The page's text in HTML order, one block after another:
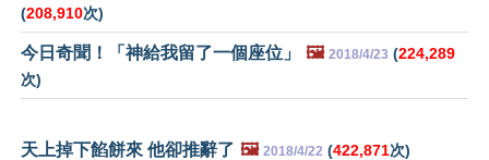
(208,910次)
今日奇聞！「神給我留了一個座位」 🖼️ 2018/4/23 (224,289
次)
天上掉下餡餅來 他卻推辭了 🖼️ 2018/4/22 (422,871次)